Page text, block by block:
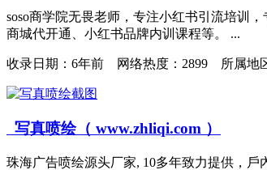
soso商学院无畏老师，专注小红书引流培训
商城代开通、小红书品牌内训课程等。 ...
收录日期： 6年前 网络热度：2899 所属地
写真喷绘（ www.zhliqi.com ）
珠海广告喷绘源头厂家, 10多年致力提供，戶